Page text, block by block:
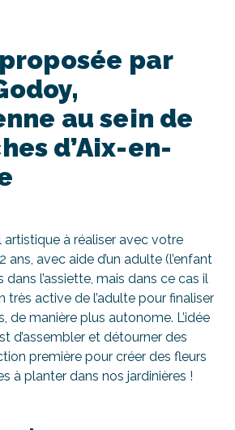
par
au sein de
d’Aix-en-
artistique à réaliser avec votre
ans, avec aide d’un adulte (l’enfant
l’assiette, mais dans ce cas il
très active de l’adulte pour finaliser
de manière plus autonome. L’idée
d’assembler et détourner des
première pour créer des fleurs
à planter dans nos jardinières !